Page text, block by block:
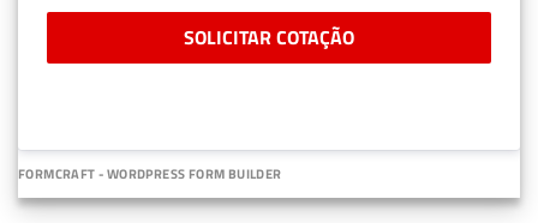
SOLICITAR COTAÇÃO
FORMCRAFT - WORDPRESS FORM BUILDER